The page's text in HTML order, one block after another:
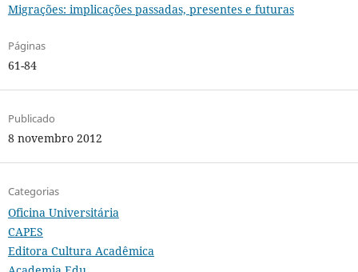
Migrações: implicações passadas, presentes e futuras
Páginas
61-84
Publicado
8 novembro 2012
Categorias
Oficina Universitária
CAPES
Editora Cultura Acadêmica